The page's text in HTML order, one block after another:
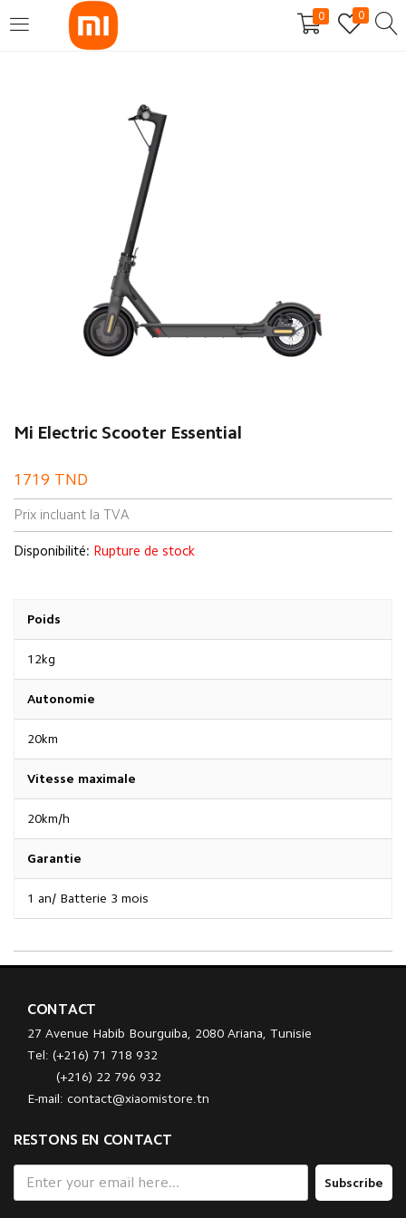
0 0
S'INSCRIRE
Entrez votre nom d'utilisateur et mot de passe pour vous
Se souvenir de moi
Mi Electric Scooter Essential
1719 TND
Prix incluant la TVA
Disponibilité: Rupture de stock
Poids
12kg
Autonomie
20km
Vitesse maximale
20km/h
Garantie
1 an/ Batterie 3 mois
CONTACT
27 Avenue Habib Bourguiba, 2080 Ariana, Tunisie
Tel: (+216) 71 718 932
(+216) 22 796 932
E-mail: contact@xiaomistore.tn
RESTONS EN CONTACT
Subscribe